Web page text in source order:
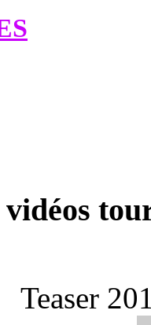
Teaser